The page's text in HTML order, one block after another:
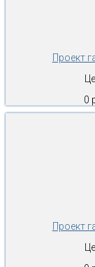
Проект
0
Проект